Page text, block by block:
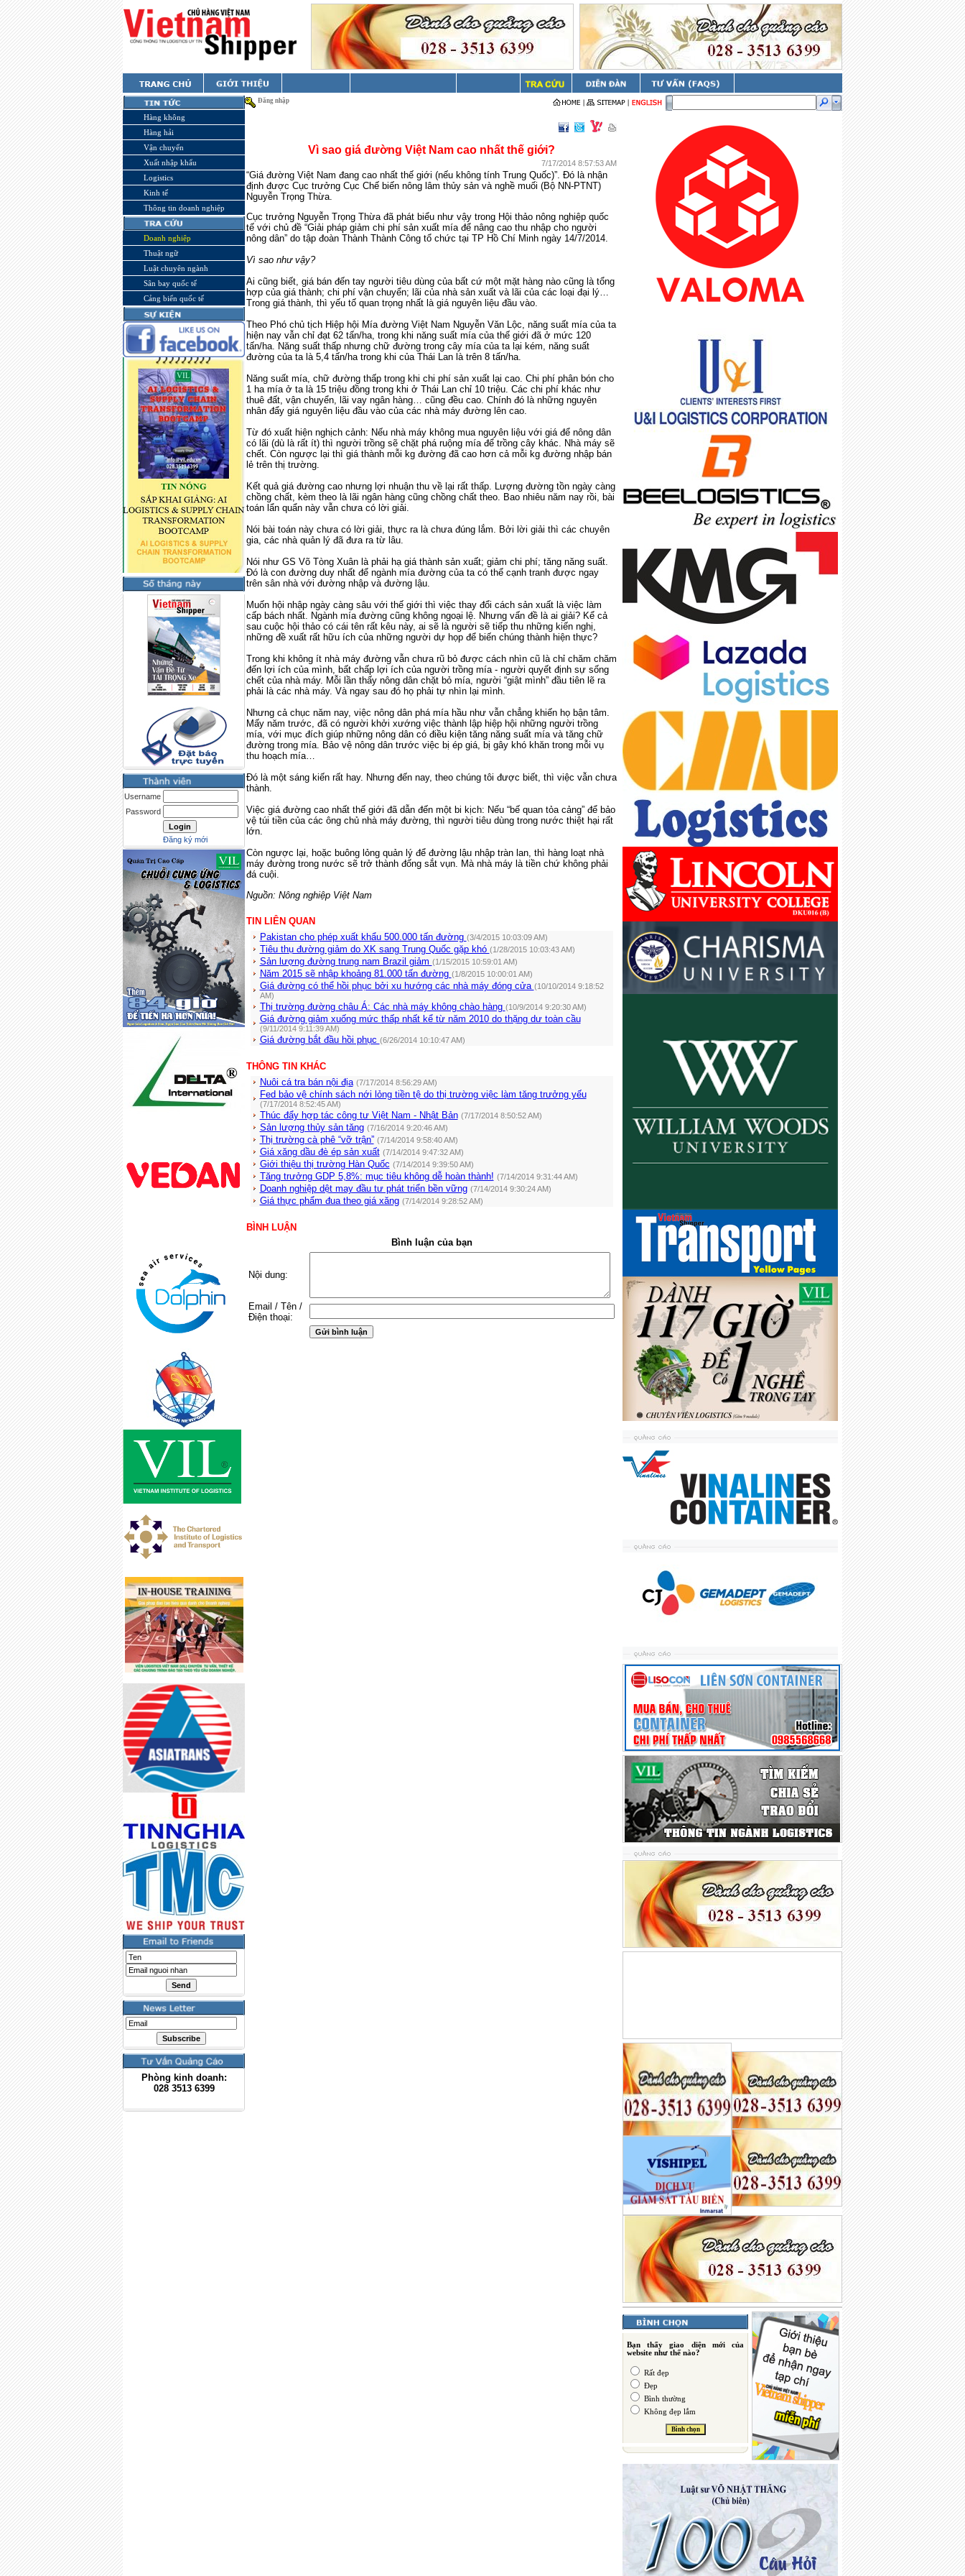
Hàng không
Hàng hải
Vận chuyển
Xuất nhập khẩu
Logistics
Kinh tế
Thông tin doanh nghiệp
Doanh nghiệp
Thuật ngữ
Luật chuyên ngành
Sân bay quốc tế
Cảng biển quốc tế
Username
Password
Đăng ký mới
Phòng kinh doanh:
028 3513 6399
Đăng nhập
Vì sao giá đường Việt Nam cao nhất thế giới?
7/17/2014 8:57:53 AM
“Giá đường Việt Nam đang cao nhất thế giới (nếu không tính Trung Quốc)”. Đó là nhận
định được Cục trưởng Cục Chế biến nông lâm thủy sản và nghề muối (Bộ NN-PTNT)
Nguyễn Trọng Thừa.
Cục trưởng Nguyễn Trọng Thừa đã phát biểu như vậy trong Hội thảo nông nghiệp quốc
tế với chủ đề “Giải pháp giảm chi phí sản xuất mía để nâng cao thu nhập cho người
nông dân” do tập đoàn Thành Thành Công tổ chức tại TP Hồ Chí Minh ngày 14/7/2014.
Vì sao như vậy?
Ai cũng biết, giá bán đến tay người tiêu dùng của bất cứ một mặt hàng nào cũng là tổng
hợp của giá thành; chi phí vận chuyển; lãi của nhà sản xuất và lãi của các loại đại lý…
Trong giá thành, thì yếu tố quan trọng nhất là giá nguyên liệu đầu vào.
Theo Phó chủ tịch Hiệp hội Mía đường Việt Nam Nguyễn Văn Lộc, năng suất mía của ta
hiện nay vẫn chỉ đạt 62 tấn/ha, trong khi năng suất mía của thế giới đã ở mức 120
tấn/ha. Năng suất thấp nhưng chữ đường trong cây mía của ta lại kém, năng suất
đường của ta là 5,4 tấn/ha trong khi của Thái Lan là trên 8 tấn/ha.
Năng suất mía, chữ đường thấp trong khi chi phí sản xuất lại cao. Chi phí phân bón cho
1 ha mía ở ta là 15 triệu đồng trong khi ở Thái Lan chỉ 10 triệu. Các chi phí khác như
thuê đất, vận chuyển, lãi vay ngân hàng… cũng đều cao. Chính đó là những nguyên
nhân đẩy giá nguyên liệu đầu vào của các nhà máy đường lên cao.
Từ đó xuất hiện nghịch cảnh: Nếu nhà máy không mua nguyên liệu với giá để nông dân
có lãi (dù là rất ít) thì người trồng sẽ chặt phá ruộng mía để trồng cây khác. Nhà máy sẽ
chết. Còn ngược lại thì giá thành mỗi kg đường đã cao hơn cả mỗi kg đường nhập bán
lẻ trên thị trường.
Kết quả giá đường cao nhưng lợi nhuận thu về lại rất thấp. Lượng đường tồn ngày càng
chồng chất, kèm theo là lãi ngân hàng cũng chồng chất theo. Bao nhiêu năm nay rồi, bài
toán lẩn quẩn này vẫn chưa có lời giải.
Nói bài toán này chưa có lời giải, thực ra là chưa đúng lắm. Bởi lời giải thì các chuyên
gia, các nhà quản lý đã đưa ra từ lâu.
Nói như GS Võ Tòng Xuân là phải hạ giá thành sản xuất; giảm chi phí; tăng năng suất.
Đó là con đường duy nhất để ngành mía đường của ta có thể cạnh tranh được ngay
trên sân nhà với đường nhập và đường lậu.
Muốn hội nhập ngày càng sâu với thế giới thì việc thay đổi cách sản xuất là việc làm
cấp bách nhất. Ngành mía đường cũng không ngoại lệ. Nhưng vấn đề là ai giải? Kể cả
sau cuộc hội thảo có cái tên rất kêu này, ai sẽ là người sẽ tiếp thu những kiến nghị,
những đề xuất rất hữu ích của những người dự họp để biến chúng thành hiện thực?
Trong khi không ít nhà máy đường vẫn chưa rũ bỏ được cách nhìn cũ là chỉ chăm chăm
đến lợi ích của mình, bất chấp lợi ích của người trồng mía - người quyết định sự sống
chết của nhà máy. Mỗi lần thấy nông dân chặt bỏ mía, người “giật mình” đầu tiên lẽ ra
phải là các nhà máy. Và ngay sau đó họ phải tự nhìn lại mình.
Nhưng cả chục năm nay, việc nông dân phá mía hầu như vẫn chẳng khiến họ bận tâm.
Mấy năm trước, đã có người khởi xướng việc thành lập hiệp hội những người trồng
mía, với mục đích giúp những nông dân có điều kiện tăng năng suất mía và tăng chữ
đường trong mía. Bảo vệ nông dân trước việc bị ép giá, bị gây khó khăn trong mỗi vụ
thu hoạch mía…
Đó là một sáng kiến rất hay. Nhưng đến nay, theo chúng tôi được biết, thì việc vẫn chưa
thành.
Việc giá đường cao nhất thế giới đã dẫn đến một bi kịch: Nếu “bế quan tỏa cảng” để bảo
vệ túi tiền của các ông chủ nhà máy đường, thì người tiêu dùng trong nước thiệt hại rất
lớn.
Còn ngược lại, hoặc buông lỏng quản lý để đường lậu nhập tràn lan, thì hàng loạt nhà
máy đường trong nước sẽ trở thành đống sắt vụn. Mà nhà máy là tiền chứ không phải
đá cuội.
Nguồn: Nông nghiệp Việt Nam
TIN LIÊN QUAN
Pakistan cho phép xuất khẩu 500.000 tấn đường (3/4/2015 10:03:09 AM)
Tiêu thụ đường giảm do XK sang Trung Quốc gặp khó (1/28/2015 10:03:43 AM)
Sản lượng đường trung nam Brazil giảm (1/15/2015 10:59:01 AM)
Năm 2015 sẽ nhập khoảng 81.000 tấn đường (1/8/2015 10:00:01 AM)
Giá đường có thể hồi phục bởi xu hướng các nhà máy đóng cửa (10/10/2014 9:18:52
AM)
Thị trường đường châu Á: Các nhà máy không chào hàng (10/9/2014 9:20:30 AM)
Giá đường giảm xuống mức thấp nhất kể từ năm 2010 do thặng dư toàn cầu
(9/11/2014 9:11:39 AM)
Giá đường bắt đầu hồi phục (6/26/2014 10:10:47 AM)
THÔNG TIN KHÁC
Nuôi cá tra bán nội địa (7/17/2014 8:56:29 AM)
Fed bảo vệ chính sách nới lỏng tiền tệ do thị trường việc làm tăng trưởng yếu
(7/17/2014 8:52:45 AM)
Thúc đẩy hợp tác công tư Việt Nam - Nhật Bản (7/17/2014 8:50:52 AM)
Sản lượng thủy sản tăng (7/16/2014 9:20:46 AM)
Thị trường cà phê “vỡ trận” (7/14/2014 9:58:40 AM)
Giá xăng dầu đè ép sản xuất (7/14/2014 9:47:32 AM)
Giới thiệu thị trường Hàn Quốc (7/14/2014 9:39:50 AM)
Tăng trưởng GDP 5,8%: mục tiêu không dễ hoàn thành! (7/14/2014 9:31:44 AM)
Doanh nghiệp dệt may đầu tư phát triển bền vững (7/14/2014 9:30:24 AM)
Giá thực phẩm đua theo giá xăng (7/14/2014 9:28:52 AM)
BÌNH LUẬN
Bình luận của bạn
Nội dung:
Email / Tên /
Điện thoại:
Bạn thấy giao diện mới của
website như thế nào?
Rất đẹp
Đẹp
Bình thường
Không đẹp lắm